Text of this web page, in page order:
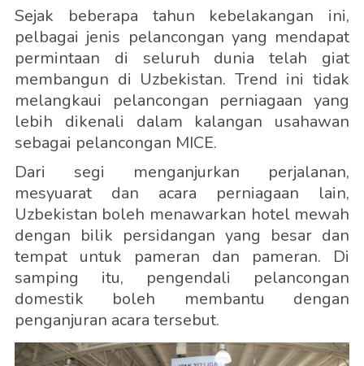
Sejak beberapa tahun kebelakangan ini,
pelbagai jenis pelancongan yang mendapat
permintaan di seluruh dunia telah giat
membangun di Uzbekistan. Trend ini tidak
melangkaui pelancongan perniagaan yang
lebih dikenali dalam kalangan usahawan
sebagai pelancongan MICE.
Dari segi menganjurkan perjalanan,
mesyuarat dan acara perniagaan lain,
Uzbekistan boleh menawarkan hotel mewah
dengan bilik persidangan yang besar dan
tempat untuk pameran dan pameran. Di
samping itu, pengendali pelancongan
domestik boleh membantu dengan
penganjuran acara tersebut.